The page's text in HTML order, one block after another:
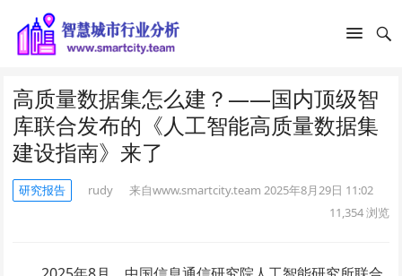
高质量数据集怎么建？——国内顶级智
库联合发布的《人工智能高质量数据集
建设指南》来了
研究报告 rudy 来自www.smartcity.team 2025年8月29日 11:02
11,354浏览